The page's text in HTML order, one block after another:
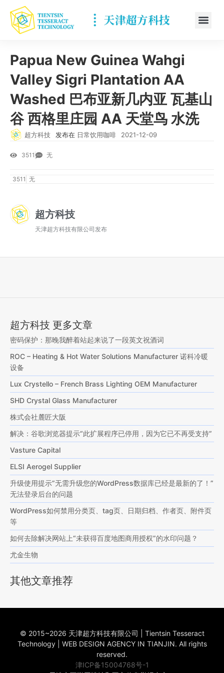
Papua New Guinea Wahgi
Valley Sigri Plantation AA
Washed 巴布亚新几内亚 瓦基山
谷 西格里庄园 AA 天堂鸟 水洗
超方科技 发布在 日常饮用咖啡 2021-12-09
3511 无
3511 无
超方科技
天津超方科技有限公司发布
超方科技 更多文章
密码保护：那晚我醉着站起来说了一段英文祝酒词
ROC – Heating & Hot Water Solutions Manufacturer 诺科冷暖
设备
Lux Crystello – French Brass Lighting OEM Manufacturer
SHD Crystal Glass Manufacturer
株式会社麓匠大阪
解决：谷歌浏览器提示“此扩展程序已停用，因为它已不再受支持”
Vasture Capital
ELSI Aerogel Supplier
升级使用提示”无需升级您的WordPress数据库已经是最新的了！”
无法登录后台的问题
WordPress如何禁用分类页、tag页、日期归档、作者页、附件页
等
如何去除解决网站上“未获得百度地图商用授权”的水印问题？
尤金生物
其他文章推荐
© 2015~2026 天津超方科技有限公司 | Tientsin Tesseract
Technology | WEB DESIGN AGENCY IN TIANJIN. All rights
reserved.
津ICP备15004768号-1